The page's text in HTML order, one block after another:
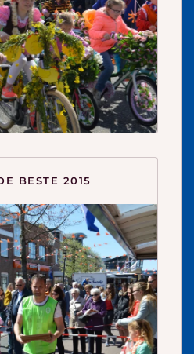
BESTE 2015